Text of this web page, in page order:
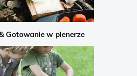
Gotowanie w plenerze